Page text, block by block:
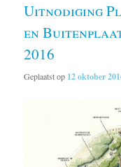
Uitnodiging
en
2016
Geplaatst op 12 oktober